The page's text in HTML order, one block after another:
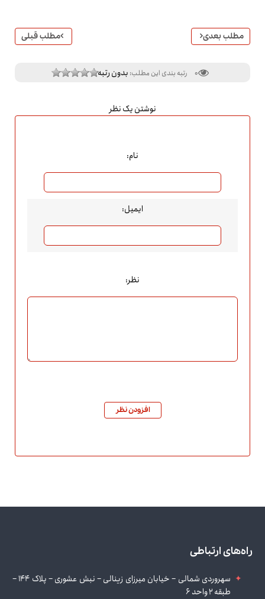
مطلب قبلی مطلب بعدی
0 رتبه بندی این مطلب: بدون رتبه
نوشتن یک نظر
نام:
ایمیل:
نظر:
افزودن نظر
راه‌های ارتباطی
سهروردی شمالی – خیابان میرزای زینالی – نبش عشوری – پلاک 144 –
طبقه 2 واحد 6